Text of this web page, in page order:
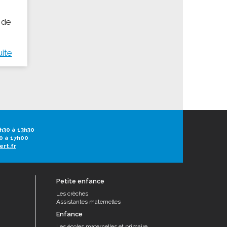
à 13h30
à 17h00
Petite enfance
Les crèches
Assistantes maternelles
Enfance